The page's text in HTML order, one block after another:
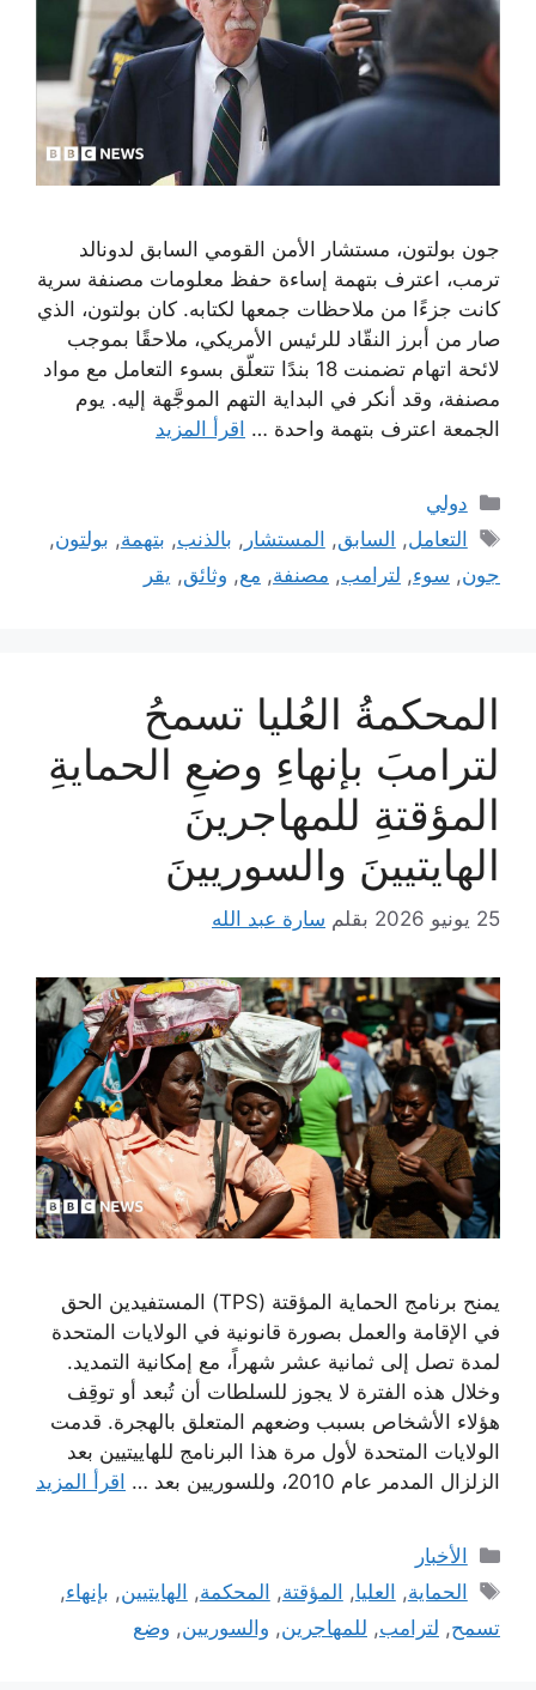
جون بولتون، مستشار الأمن القومي السابق لدونالد
ترمب، اعترف بتهمة إساءة حفظ معلومات مصنفة سرية
كانت جزءًا من ملاحظات جمعها لكتابه. كان بولتون، الذي
صار من أبرز النقّاد للرئيس الأمريكي، ملاحقًا بموجب
لائحة اتهام تضمنت 18 بندًا تتعلّق بسوء التعامل مع مواد
مصنفة، وقد أنكر في البداية التهم الموجَّهة إليه. يوم
الجمعة اعترف بتهمة واحدة … اقرأ المزيد
التصنيفات
دولي
الوسوم
التعامل, السابق, المستشار , بالذنب, بتهمة, بولتون,
جون, سوء, لترامب, مصنفة, مع, وثائق, يقر
المحكمةُ العُليا تسمحُ
لترامبَ بإنهاءِ وضعِ الحمايةِ
المؤقتةِ للمهاجرينَ
الهايتيينَ والسوريينَ
25 يونيو 2026 بقلم سارة عبد الله
يمنح برنامج الحماية المؤقتة (TPS) المستفيدين الحق
في الإقامة والعمل بصورة قانونية في الولايات المتحدة
لمدة تصل إلى ثمانية عشر شهراً، مع إمكانية التمديد.
وخلال هذه الفترة لا يجوز للسلطات أن تُبعد أو توقِف
هؤلاء الأشخاص بسبب وضعهم المتعلق بالهجرة. قدمت
الولايات المتحدة لأول مرة هذا البرنامج للهاييتيين بعد
الزلزال المدمر عام 2010، وللسوريين بعد …
اقرأ المزيد
التصنيفات
الأخبار
الوسوم
الحماية, العليا, المؤقتة, المحكمة, الهايتيين, بإنهاء,
تسمح, لترامب, للمهاجرين, والسوريين, وضع